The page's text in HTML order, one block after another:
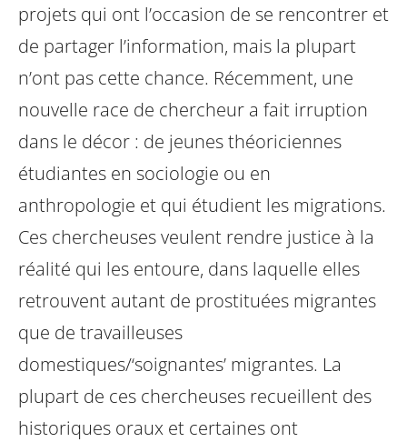
projets qui ont l’occasion de se rencontrer et
de partager l’information, mais la plupart
n’ont pas cette chance. Récemment, une
nouvelle race de chercheur a fait irruption
dans le décor : de jeunes théoriciennes
étudiantes en sociologie ou en
anthropologie et qui étudient les migrations.
Ces chercheuses veulent rendre justice à la
réalité qui les entoure, dans laquelle elles
retrouvent autant de prostituées migrantes
que de travailleuses
domestiques/‘soignantes’ migrantes. La
plupart de ces chercheuses recueillent des
historiques oraux et certaines ont